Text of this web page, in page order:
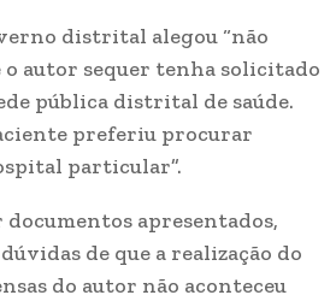
distrital alegou “não
autor sequer tenha solicitado
pública distrital de saúde.
preferiu procurar
particular”.
documentos apresentados,
de que a realização do
do autor não aconteceu